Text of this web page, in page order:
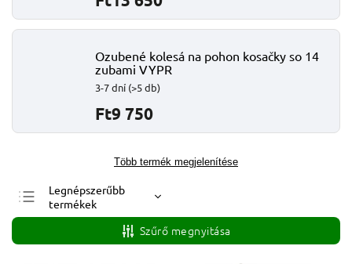
Ozubené kolesá na pohon kosačky so 14
zubami VYPR
3-7 dní (>5 db)
Ft9 750
Több termék megjelenítése
Legnépszerűbb
termékek
Legolcsóbb elöl
Legdrágább
Szűrő megnyitása